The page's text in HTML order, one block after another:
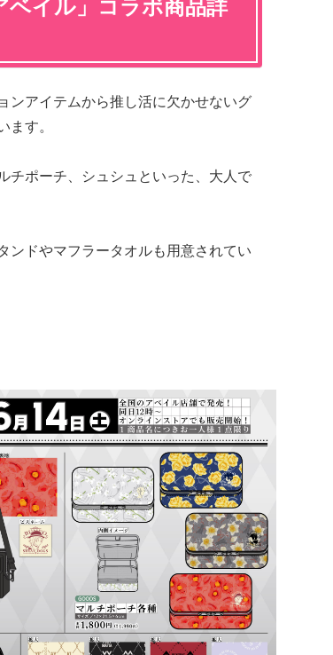
ベイル」コラボ商品詳
ンアイテムから推し活に欠かせないグ
ます。
チポーチ、シュシュといった、大人で
ンドやマフラータオルも用意されてい